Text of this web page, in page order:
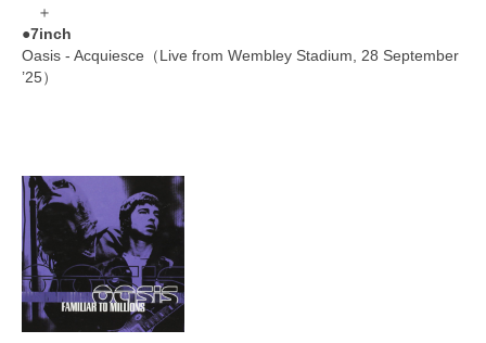
＋
●7inch
Oasis - Acquiesce（Live from Wembley Stadium, 28 September
’25）